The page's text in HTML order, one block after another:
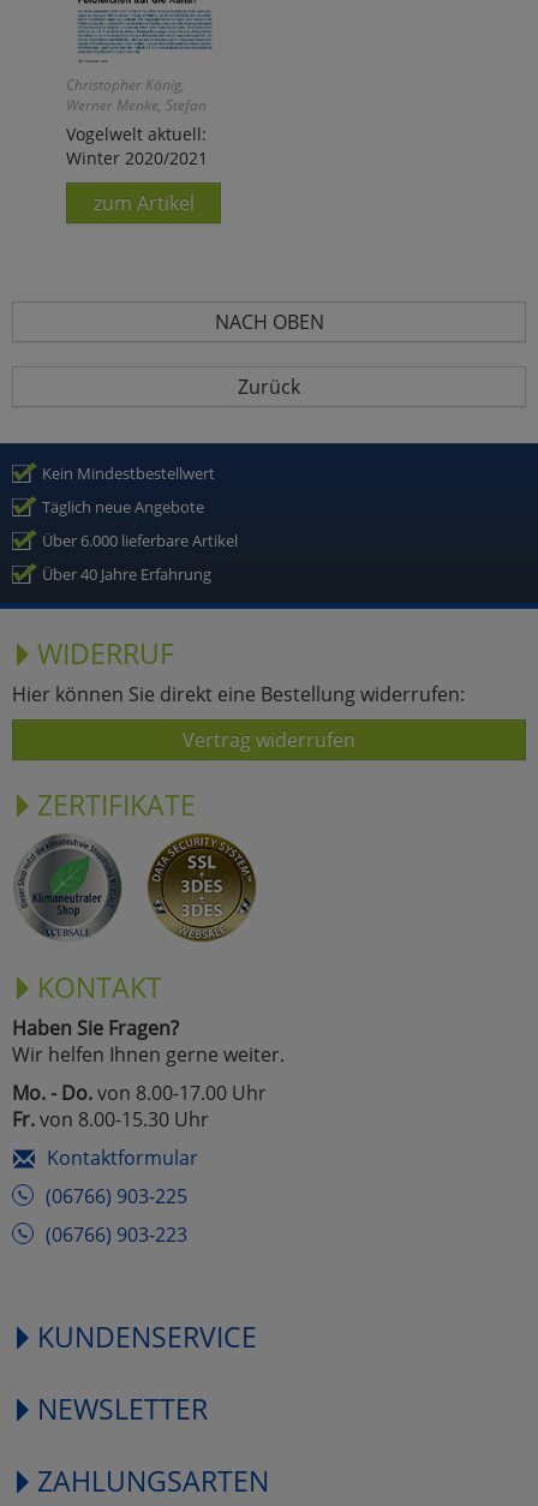
Christopher König,
Werner Menke, Stefan
Stübing, Johannes Wahl
Vogelwelt aktuell:
Winter 2020/2021
zum Artikel
NACH OBEN
Zurück
Kein Mindestbestellwert
Täglich neue Angebote
Über 6.000 lieferbare Artikel
Über 40 Jahre Erfahrung
WIDERRUF
Hier können Sie direkt eine Bestellung widerrufen:
Vertrag widerrufen
ZERTIFIKATE
KONTAKT
Haben Sie Fragen?
Wir helfen Ihnen gerne weiter.
Mo. - Do.von 8.00-17.00 Uhr
Fr.von 8.00-15.30 Uhr
Kontaktformular
(06766) 903-225
(06766) 903-223
KUNDENSERVICE
NEWSLETTER
ZAHLUNGSARTEN